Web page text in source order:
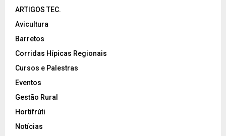
ARTIGOS TEC.
Avicultura
Barretos
Corridas Hípicas Regionais
Cursos e Palestras
Eventos
Gestão Rural
Hortifrúti
Notícias